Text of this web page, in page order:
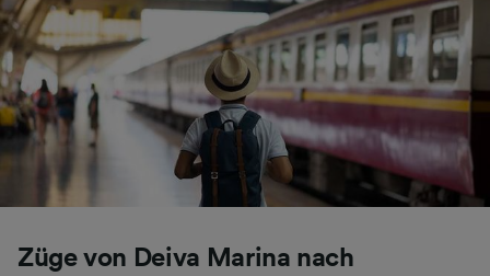
Züge von Deiva Marina nach
Liste der Partner (Lieferanten)